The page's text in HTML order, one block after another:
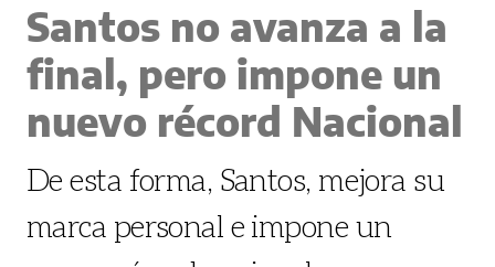
Santos no avanza a la
final, pero impone un
nuevo récord Nacional
De esta forma, Santos, mejora su
marca personal e impone un